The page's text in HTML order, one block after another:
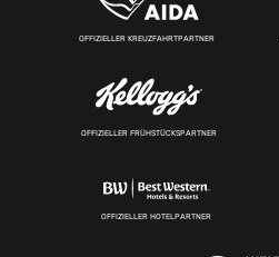
OFFIZIELLER KREUZFAHRTPARTNER
OFFIZIELLER FRÜHSTÜCKSPARTNER
OFFIZIELLER HOTELPARTNER